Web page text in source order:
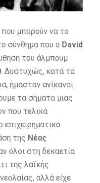
που μπορούν να το
σύνθημα που ο David
του άλμπουμ
. Δυστυχώς, κατά τα
ήμασταν ανίκανοι
τα σήματα μιας
που τελικά
της Νέας
όλοι στη δεκαετία
της λαϊκής
αλλά είχε